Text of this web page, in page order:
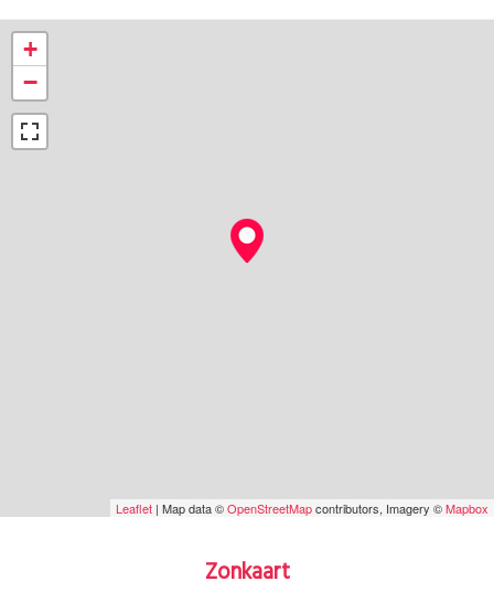
+
−
Leaflet | Map data ©OpenStreetMapcontributors, Imagery ©Mapbox
Zonkaart